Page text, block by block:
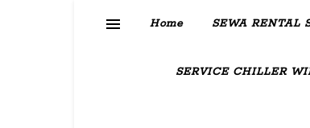
Home SEWA RENTAL
SERVICE CHILLER